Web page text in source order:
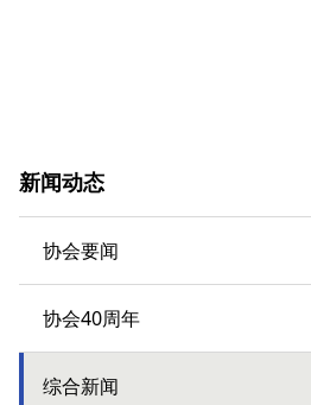
新闻动态
协会要闻
协会40周年
综合新闻